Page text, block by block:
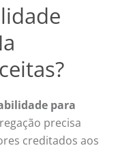
para
precisa
creditados aos